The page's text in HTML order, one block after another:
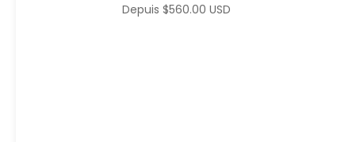
Depuis $560.00 USD